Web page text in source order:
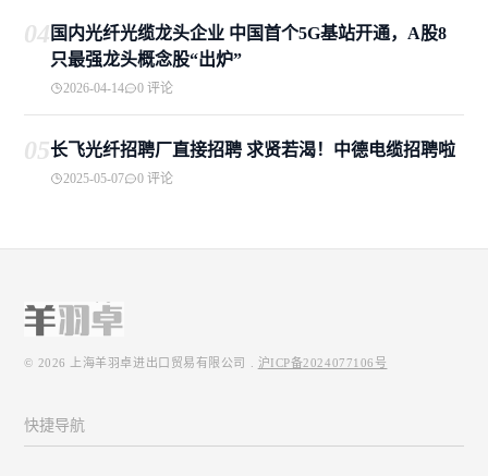
04 国内光纤光缆龙头企业 中国首个5G基站开通，A股8
只最强龙头概念股“出炉”
2026-04-14 0 评论
05长飞光纤招聘厂直接招聘 求贤若渴！中德电缆招聘啦
2025-05-07 0 评论
© 2026 上海羊羽卓进出口贸易有限公司 沪ICP备2024077106号
快捷导航